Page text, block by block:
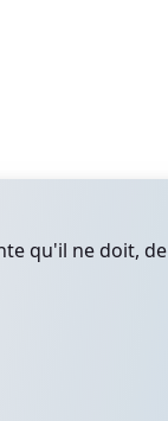
qu'il ne doit,